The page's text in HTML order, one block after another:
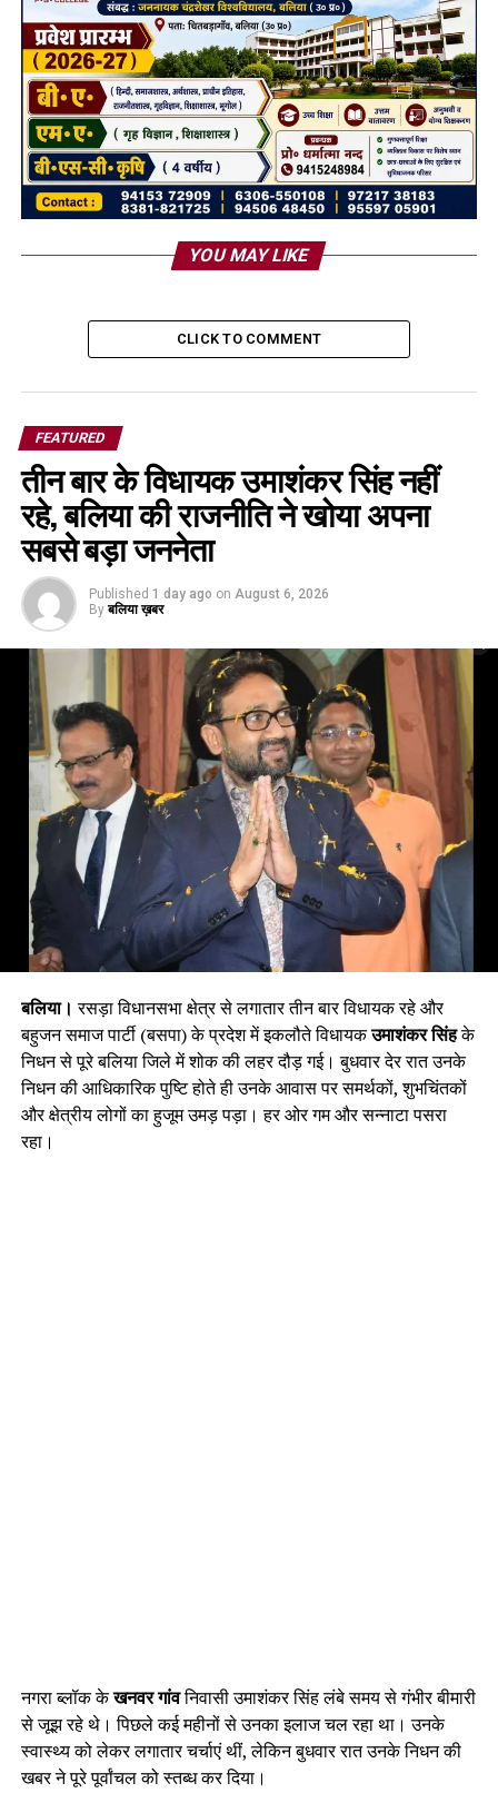
YOU MAY LIKE
CLICK TO COMMENT
FEATURED
तीन बार के विधायक उमाशंकर सिंह नहीं
रहे, बलिया की राजनीति ने खोया अपना
सबसे बड़ा जननेता
Published 1 day ago on August 6, 2026
By बलिया ख़बर
बलिया। रसड़ा विधानसभा क्षेत्र से लगातार तीन बार विधायक रहे और
बहुजन समाज पार्टी (बसपा) के प्रदेश में इकलौते विधायकउमाशंकर सिंहके
निधन से पूरे बलिया जिले में शोक की लहर दौड़ गई। बुधवार देर रात उनके
निधन की आधिकारिक पुष्टि होते ही उनके आवास पर समर्थकों, शुभचिंतकों
और क्षेत्रीय लोगों का हुजूम उमड़ पड़ा। हर ओर गम और सन्नाटा पसरा
रहा।
नगरा ब्लॉक केखनवर गांवनिवासी उमाशंकर सिंह लंबे समय से गंभीर बीमारी
से जूझ रहे थे। पिछले कई महीनों से उनका इलाज चल रहा था। उनके
स्वास्थ्य को लेकर लगातार चर्चाएं थीं, लेकिन बुधवार रात उनके निधन की
खबर ने पूरे पूर्वांचल को स्तब्ध कर दिया।